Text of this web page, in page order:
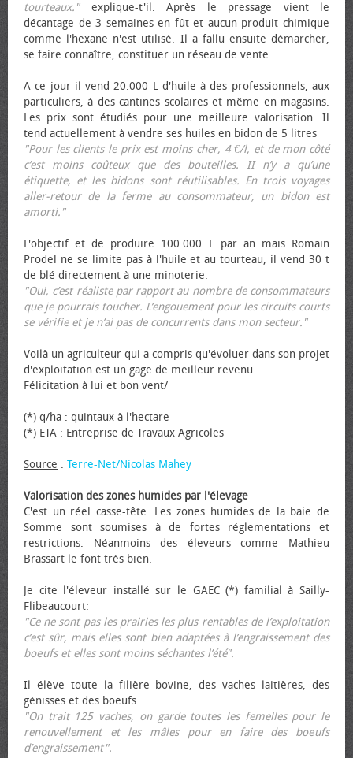
tourteaux."explique-t'il. Après le pressage vient le
décantage de 3 semaines en fût et aucun produit chimique
comme l'hexane n'est utilisé. Il a fallu ensuite démarcher,
se faire connaître, constituer un réseau de vente.
A ce jour il vend 20.000 L d'huile à des professionnels, aux
particuliers, à des cantines scolaires et même en magasins.
Les prix sont étudiés pour une meilleure valorisation. Il
tend actuellement à vendre ses huiles en bidon de 5 litres
"Pour les clients le prix est moins cher, 4 €/l, et de mon côté
c’est moins coûteux que des bouteilles. II n’y a qu’une
étiquette, et les bidons sont réutilisables. En trois voyages
aller-retour de la ferme au consommateur, un bidon est
amorti."
L'objectif et de produire 100.000 L par an mais Romain
Prodel ne se limite pas à l'huile et au tourteau, il vend 30 t
de blé directement à une minoterie.
"Oui, c’est réaliste par rapport au nombre de consommateurs
que je pourrais toucher. L’engouement pour les circuits courts
se vérifie et je n’ai pas de concurrents dans mon secteur."
Voilà un agriculteur qui a compris qu'évoluer dans son projet
d'exploitation est un gage de meilleur revenu
Félicitation à lui et bon vent/
(*) q/ha : quintaux à l'hectare
(*) ETA : Entreprise de Travaux Agricoles
Source : Terre-Net/Nicolas Mahey
Valorisation des zones humides par l'élevage
C'est un réel casse-tête. Les zones humides de la baie de
Somme sont soumises à de fortes réglementations et
restrictions. Néanmoins des éleveurs comme Mathieu
Brassart le font très bien.
Je cite l'éleveur installé sur le GAEC (*) familial à Sailly-
Flibeaucourt:
"Ce ne sont pas les prairies les plus rentables de l’exploitation
c’est sûr, mais elles sont bien adaptées à l’engraissement des
bœufs et elles sont moins séchantes l’été".
Il élève toute la filière bovine, des vaches laitières, des
génisses et des bœufs.
"On trait 125 vaches, on garde toutes les femelles pour le
renouvellement et les mâles pour en faire des bœufs
d’engraissement".